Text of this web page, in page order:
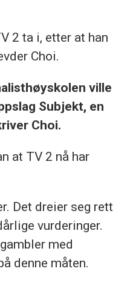
2 ta i, etter at han
Choi.
ville
Subjekt, en
Choi.
at TV 2 nå har
Det dreier seg rett
vurderinger.
med
denne måten.